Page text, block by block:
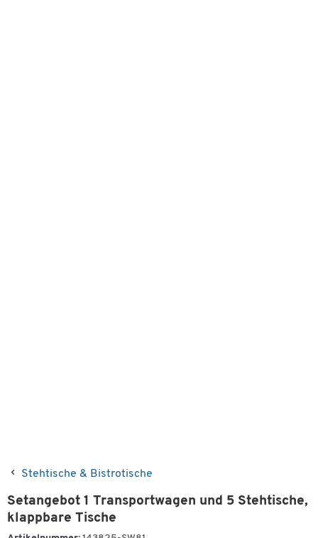
Stehtische & Bistrotische
Setangebot 1 Transportwagen und 5 Stehtische,
klappbare Tische